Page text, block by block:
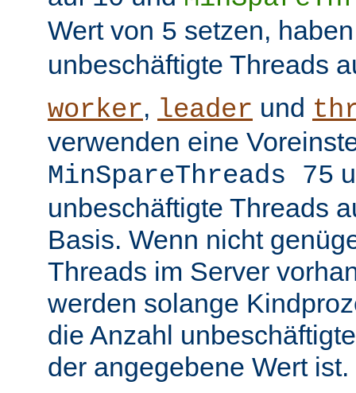
Wert von 5 setzen,
unbeschäftigte Threads
worker, leader und
verwenden eine
MinSpareThreads 75
unbeschäftigte Threads
Basis. Wenn nicht
Threads im Server
werden solange
die Anzahl
der angegebene Wert ist.